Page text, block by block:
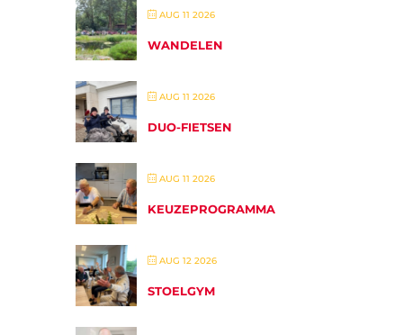
AUG 11 2026
WANDELEN
AUG 11 2026
DUO-FIETSEN
AUG 11 2026
KEUZEPROGRAMMA
AUG 12 2026
STOELGYM